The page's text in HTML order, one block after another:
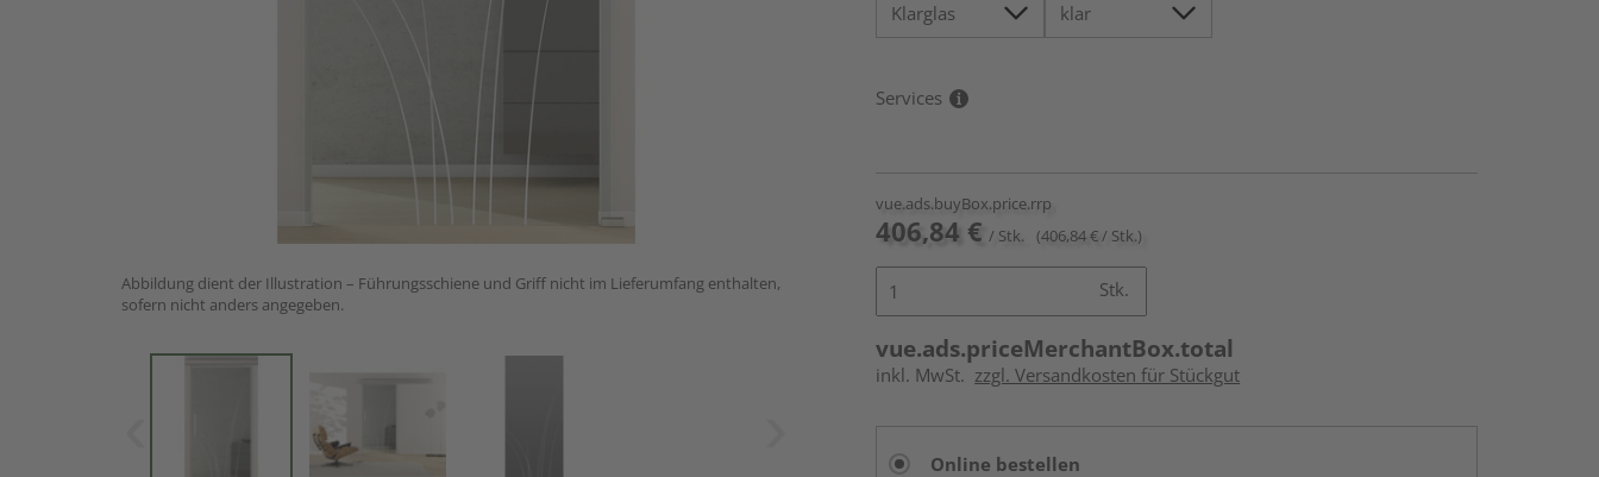
Abbildung dient der Illustration – Führungsschiene und Griff nicht im Lieferumfang enthalten,
sofern nicht anders angegeben.
Services
vue.ads.buyBox.price.rrp
406,84 € / Stk. (406,84 € / Stk.)
Stk.
vue.ads.priceMerchantBox.total
inkl. MwSt. zzgl. Versandkosten für Stückgut
Online bestellen